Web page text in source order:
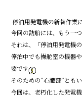
停泊用発電機の新替作業
今回の訪船には、もう一
それは、「停泊用発電機
停泊中でも操舵室の機器
要です
そのための“心臓部”とも
今回は、老朽化した発電